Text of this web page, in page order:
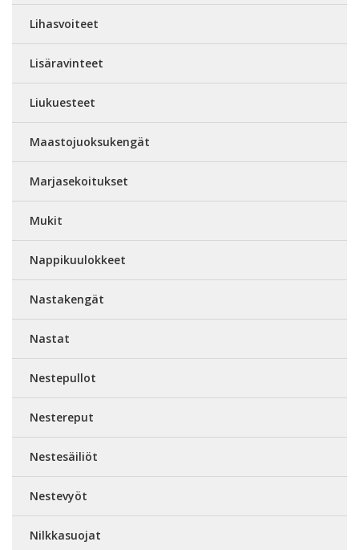
Lihasvoiteet
Lisäravinteet
Liukuesteet
Maastojuoksukengät
Marjasekoitukset
Mukit
Nappikuulokkeet
Nastakengät
Nastat
Nestepullot
Nestereput
Nestesäiliöt
Nestevyöt
Nilkkasuojat